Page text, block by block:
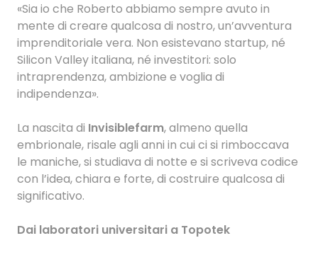
«Sia io che Roberto abbiamo sempre avuto in
mente di creare qualcosa di nostro, un’avventura
imprenditoriale vera. Non esistevano startup, né
Silicon Valley italiana, né investitori: solo
intraprendenza, ambizione e voglia di
indipendenza».
La nascita di Invisiblefarm, almeno quella
embrionale, risale agli anni in cui ci si rimboccava
le maniche, si studiava di notte e si scriveva codice
con l’idea, chiara e forte, di costruire qualcosa di
significativo.
Dai laboratori universitari a Topotek